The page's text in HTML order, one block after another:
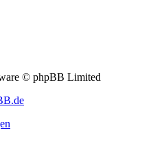
© phpBB Limited